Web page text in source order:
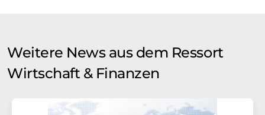
Weitere News aus dem Ressort
Wirtschaft & Finanzen